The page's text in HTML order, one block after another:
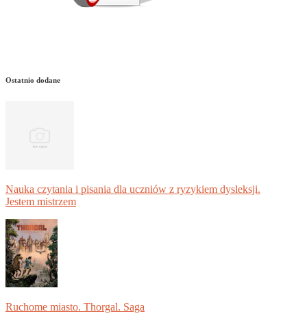
Ostatnio dodane
Nauka czytania i pisania dla uczniów z ryzykiem dysleksji.
Jestem mistrzem
Ruchome miasto. Thorgal. Saga